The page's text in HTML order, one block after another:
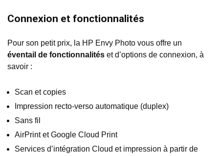
Connexion et fonctionnalités
Pour son petit prix, la HP Envy Photo vous offre un
éventail de fonctionnalités et d’options de connexion, à
savoir :
Scan et copies
Impression recto-verso automatique (duplex)
Sans fil
AirPrint et Google Cloud Print
Services d’intégration Cloud et impression à partir de